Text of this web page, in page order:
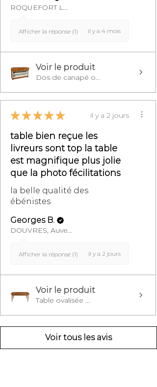
ROQUEFORT LES PINS, FR-PAC
Afficher la réponse (1) il y a 4 mois
Voir le produit
Dos de canapé o...
★ ★ ★ ★ ★ il y a 2 jours
table bien reçue les
livreurs sont top la table
est magnifique plus jolie
que la photo fécilitations
la belle qualité des
ébénistes
Georges B.
DOUVRES, Auvergne-Rhône-Alpes
Afficher la réponse (1) il y a 2 jours
Voir le produit
Table ovalisée ...
Voir tous les avis